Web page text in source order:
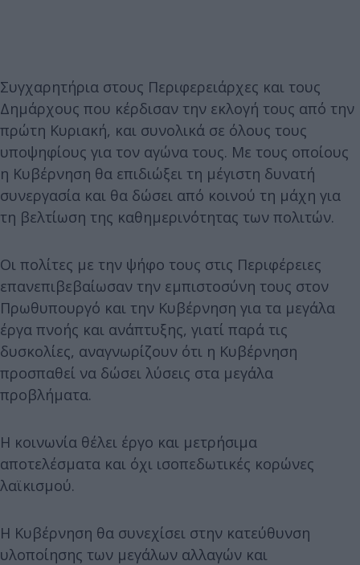
Συγχαρητήρια στους Περιφερειάρχες και τους
Δημάρχους που κέρδισαν την εκλογή τους από την
πρώτη Κυριακή, και συνολικά σε όλους τους
υποψηφίους για τον αγώνα τους. Με τους οποίους
η Κυβέρνηση θα επιδιώξει τη μέγιστη δυνατή
συνεργασία και θα δώσει από κοινού τη μάχη για
τη βελτίωση της καθημερινότητας των πολιτών.
Οι πολίτες με την ψήφο τους στις Περιφέρειες
επανεπιβεβαίωσαν την εμπιστοσύνη τους στον
Πρωθυπουργό και την Κυβέρνηση για τα μεγάλα
έργα πνοής και ανάπτυξης, γιατί παρά τις
δυσκολίες, αναγνωρίζουν ότι η Κυβέρνηση
προσπαθεί να δώσει λύσεις στα μεγάλα
προβλήματα.
Η κοινωνία θέλει έργο και μετρήσιμα
αποτελέσματα και όχι ισοπεδωτικές κορώνες
λαϊκισμού.
Η Κυβέρνηση θα συνεχίσει στην κατεύθυνση
υλοποίησης των μεγάλων αλλαγών και